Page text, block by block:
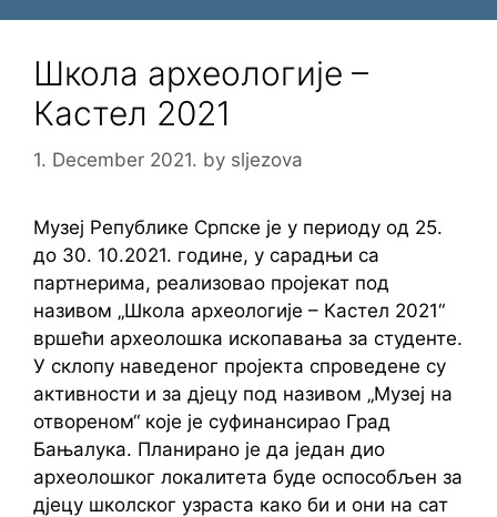
Школа археологије –
Кастел 2021
1. December 2021. by sljezova
Музеј Републике Српске је у периоду од 25.
до 30. 10.2021. године, у сарадњи са
партнерима, реализовао пројекат под
називом „Школа археологије – Кастел 2021“
вршећи археолошка ископавања за студенте.
У склопу наведеног пројекта спроведене су
активности и за дјецу под називом „Музеј на
отвореном“ које је суфинансирао Град
Бањалука. Планирано је да један дио
археолошког локалитета буде оспособљен за
дјецу школског узраста како би и они на сат